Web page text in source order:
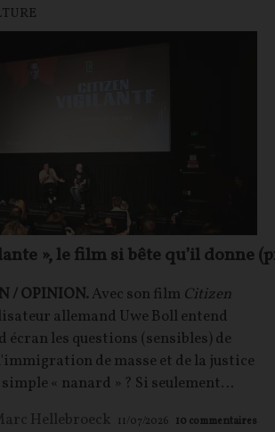
», le film si bête qu’il donne
/ OPINION.Avec son film Citizen
allemand Uwe Boll entend
les questions (sensibles) de
de masse et de la justice
« nanard » ? Si seulement…
Hellebroeck 11/07/2026 10 commentaires